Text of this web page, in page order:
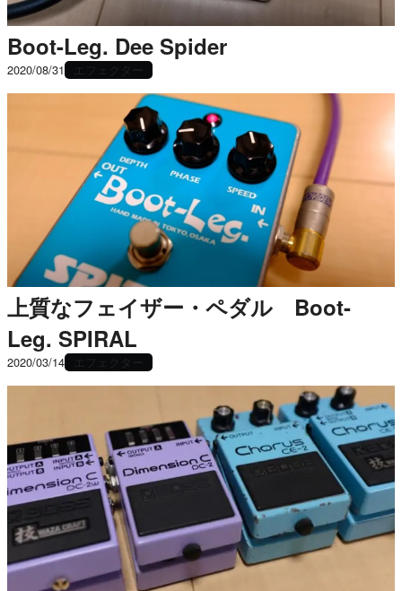
Boot-Leg. Dee Spider
2020/08/31 エフェクター
上質なフェイザー・ペダル Boot-
Leg. SPIRAL
2020/03/14 エフェクター